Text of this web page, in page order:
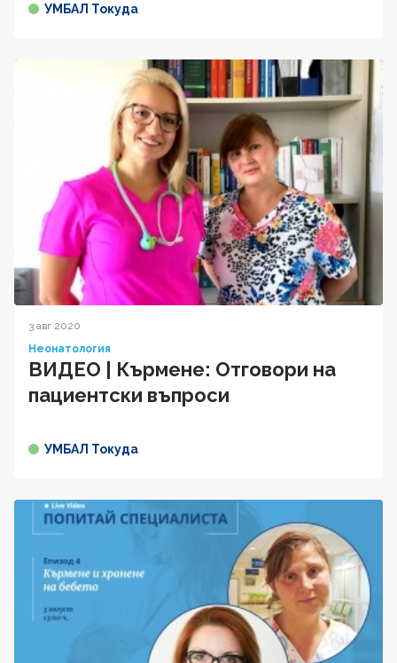
УМБАЛ Токуда
3 авг 2020
Неонатология
ВИДЕО | Кърмене: Отговори на
пациентски въпроси
УМБАЛ Токуда